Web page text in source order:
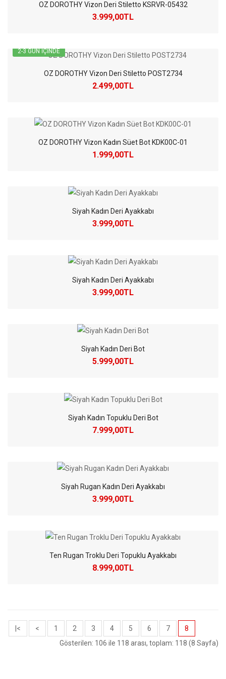
OZ DOROTHY Vizon Deri Stiletto KSRVR-05432
3.999,00TL
2-3 GÜN IÇINDE
OZ DOROTHY Vizon Deri Stiletto POST2734
2.499,00TL
OZ DOROTHY Vizon Kadın Süet Bot KDK00C-01
1.999,00TL
Siyah Kadın Deri Ayakkabı
3.999,00TL
Siyah Kadın Deri Ayakkabı
3.999,00TL
Siyah Kadın Deri Bot
5.999,00TL
Siyah Kadın Topuklu Deri Bot
7.999,00TL
Siyah Rugan Kadın Deri Ayakkabı
3.999,00TL
Ten Rugan Troklu Deri Topuklu Ayakkabı
8.999,00TL
|< < 1 2 3 4 5 6 7
8
Gösterilen: 106 ile 118 arası, toplam: 118 (8 Sayfa)